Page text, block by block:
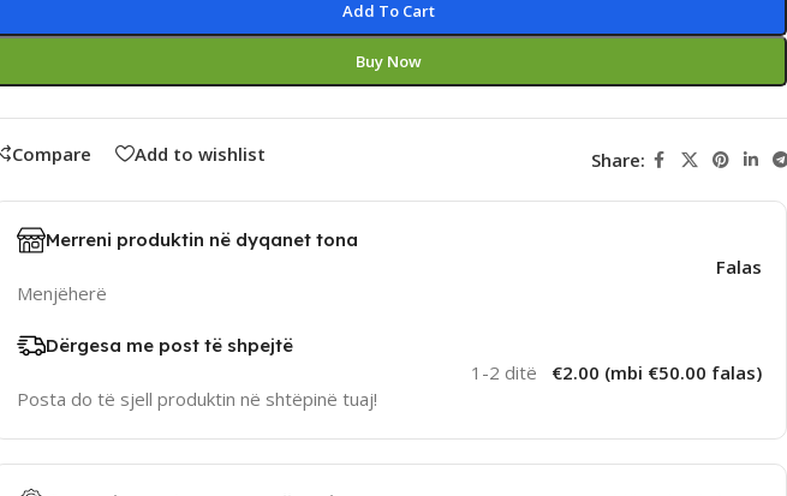
Add To Cart
Buy Now
Compare Add to wishlist Share:
Merreni produktin në dyqanet tona
Menjëherë
Falas
Dërgesa me post të shpejtë
Posta do të sjell produktin në shtëpinë tuaj!
1-2 ditë €2.00 (mbi €50.00 falas)